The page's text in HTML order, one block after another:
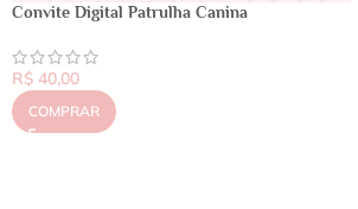
Convite Digital Patrulha Canina
R$ 40,00
COMPRAR